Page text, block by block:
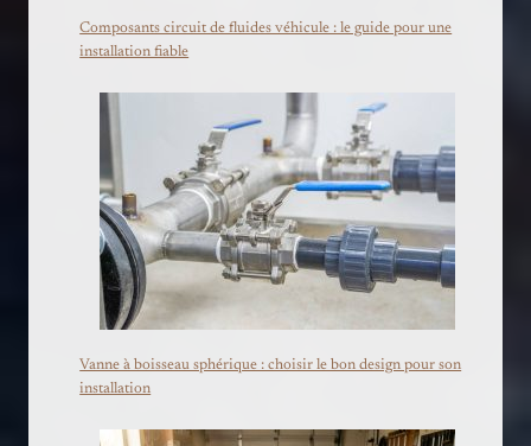
Composants circuit de fluides véhicule : le guide pour une
installation fiable
Vanne à boisseau sphérique : choisir le bon design pour son
installation